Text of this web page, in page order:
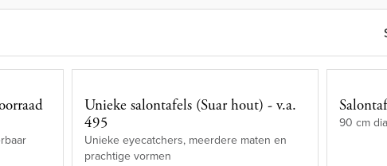
Unieke salontafels (Suar hout) - v.a.
495
Unieke eyecatchers, meerdere maten en
prachtige vormen
90 cm